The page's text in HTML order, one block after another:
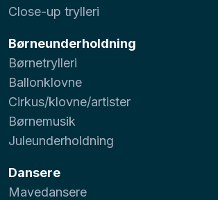
Close-up trylleri
Børneunderholdning
Børnetrylleri
Ballonklovne
Cirkus/klovne/artister
Børnemusik
Juleunderholdning
Dansere
Mavedansere